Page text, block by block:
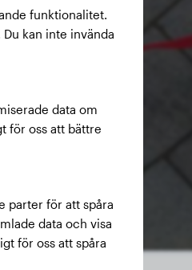
funktionalitet.
kan inte invända
data om
för oss att bättre
parter för att spåra
data och visa
för oss att spåra